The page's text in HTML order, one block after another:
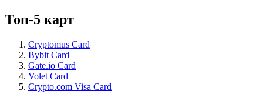
Топ-5 карт
Cryptomus Card
Bybit Card
Gate.io Card
Volet Card
Crypto.com Visa Card